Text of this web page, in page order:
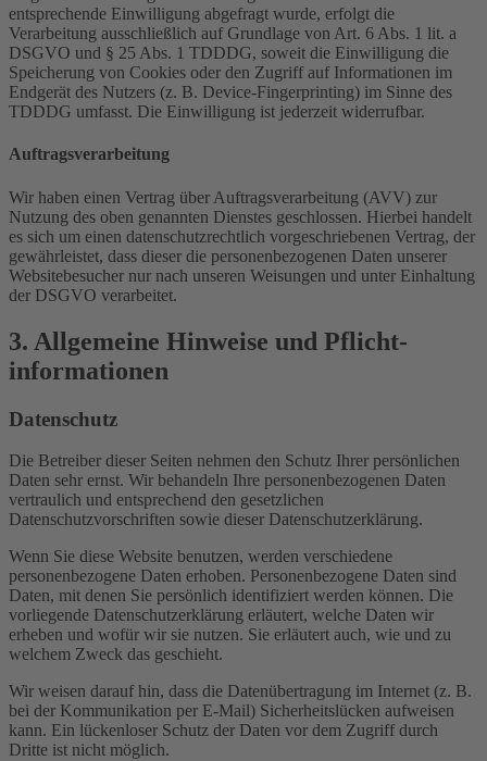
entsprechende Einwilligung abgefragt wurde, erfolgt die
Verarbeitung ausschließlich auf Grundlage von Art. 6 Abs. 1 lit. a
DSGVO und § 25 Abs. 1 TDDDG, soweit die Einwilligung die
Speicherung von Cookies oder den Zugriff auf Informationen im
Endgerät des Nutzers (z. B. Device-Fingerprinting) im Sinne des
TDDDG umfasst. Die Einwilligung ist jederzeit widerrufbar.
Auftragsverarbeitung
Wir haben einen Vertrag über Auftragsverarbeitung (AVV) zur
Nutzung des oben genannten Dienstes geschlossen. Hierbei handelt
es sich um einen datenschutzrechtlich vorgeschriebenen Vertrag, der
gewährleistet, dass dieser die personenbezogenen Daten unserer
Websitebesucher nur nach unseren Weisungen und unter Einhaltung
der DSGVO verarbeitet.
3. Allgemeine Hinweise und Pflicht­
informationen
Datenschutz
Die Betreiber dieser Seiten nehmen den Schutz Ihrer persönlichen
Daten sehr ernst. Wir behandeln Ihre personenbezogenen Daten
vertraulich und entsprechend den gesetzlichen
Datenschutzvorschriften sowie dieser Datenschutzerklärung.
Wenn Sie diese Website benutzen, werden verschiedene
personenbezogene Daten erhoben. Personenbezogene Daten sind
Daten, mit denen Sie persönlich identifiziert werden können. Die
vorliegende Datenschutzerklärung erläutert, welche Daten wir
erheben und wofür wir sie nutzen. Sie erläutert auch, wie und zu
welchem Zweck das geschieht.
Wir weisen darauf hin, dass die Datenübertragung im Internet (z. B.
bei der Kommunikation per E-Mail) Sicherheitslücken aufweisen
kann. Ein lückenloser Schutz der Daten vor dem Zugriff durch
Dritte ist nicht möglich.